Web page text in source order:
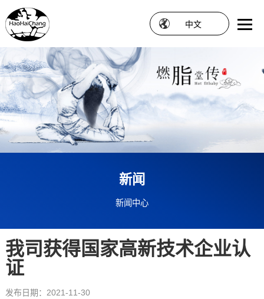
中文
新闻
新闻中心
我司获得国家高新技术企业认
证
发布日期：2021-11-30